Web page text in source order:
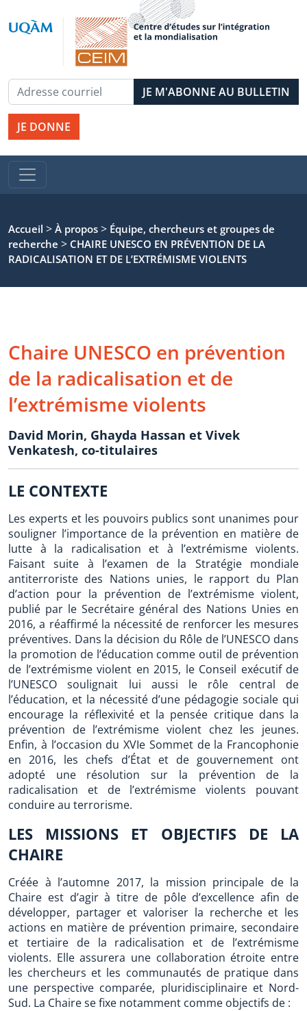
JE DONNE
Accueil > À propos > Équipe, chercheurs et groupes de
recherche > CHAIRE UNESCO EN PRÉVENTION DE LA
RADICALISATION ET DE L’EXTRÉMISME VIOLENTS
Chaire UNESCO en prévention
de la radicalisation et de
l’extrémisme violents
David Morin, Ghayda Hassan et Vivek
Venkatesh, co-titulaires
LE CONTEXTE
Les experts et les pouvoirs publics sont unanimes pour
souligner l’importance de la prévention en matière de
lutte à la radicalisation et à l’extrémisme violents.
Faisant suite à l’examen de la Stratégie mondiale
antiterroriste des Nations unies, le rapport du Plan
d’action pour la prévention de l’extrémisme violent,
publié par le Secrétaire général des Nations Unies en
2016, a réaffirmé la nécessité de renforcer les mesures
préventives. Dans la décision du Rôle de l’UNESCO dans
la promotion de l’éducation comme outil de prévention
de l’extrémisme violent en 2015, le Conseil exécutif de
l’UNESCO soulignait lui aussi le rôle central de
l’éducation, et la nécessité d’une pédagogie sociale qui
encourage la réflexivité et la pensée critique dans la
prévention de l’extrémisme violent chez les jeunes.
Enfin, à l’occasion du XVIe Sommet de la Francophonie
en 2016, les chefs d’État et de gouvernement ont
adopté une résolution sur la prévention de la
radicalisation et de l’extrémisme violents pouvant
conduire au terrorisme.
LES MISSIONS ET OBJECTIFS DE LA
CHAIRE
Créée à l’automne 2017, la mission principale de la
Chaire est d’agir à titre de pôle d’excellence afin de
développer, partager et valoriser la recherche et les
actions en matière de prévention primaire, secondaire
et tertiaire de la radicalisation et de l’extrémisme
violents. Elle assurera une collaboration étroite entre
les chercheurs et les communautés de pratique dans
une perspective comparée, pluridisciplinaire et Nord-
Sud. La Chaire se fixe notamment comme objectifs de :